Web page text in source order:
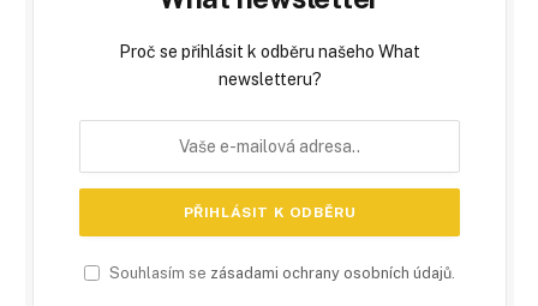
Proč se přihlásit k odběru našeho What
newsletteru?
Souhlasím se zásadami ochrany osobních údajů.